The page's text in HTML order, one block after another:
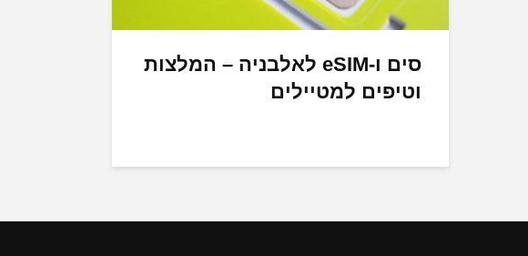
סים ו-eSIM לאלבניה – המלצות
וטיפים למטיילים